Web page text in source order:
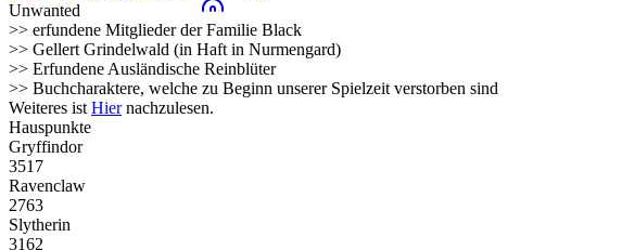
Unwanted
>> erfundene Mitglieder der Familie Black
>> Gellert Grindelwald (in Haft in Nurmengard)
>> Erfundene Ausländische Reinblüter
>> Buchcharaktere, welche zu Beginn unserer Spielzeit verstorben sind
Weiteres ist Hiernachzulesen.
Hauspunkte
Gryffindor
3517
Ravenclaw
2763
Slytherin
3162